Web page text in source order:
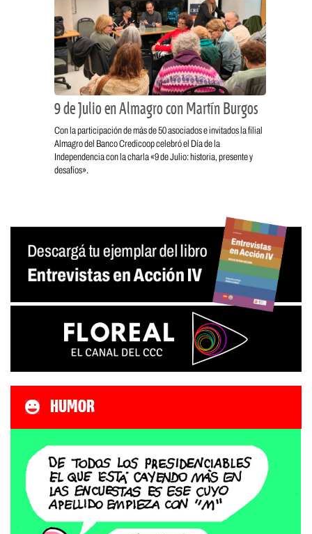
9 de Julio en Almagro con Martín Burgos
Con la participación de más de 50 asociados e invitados la filial
Almagro del Banco Credicoop celebró el Día de la
Independencia con la charla «9 de Julio: historia, presente y
desafíos».
HUMOR